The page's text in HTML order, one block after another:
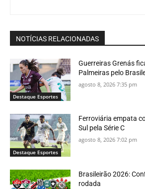
NOTÍCIAS RELACIONADAS
Destaque Esportes
Guerreiras Grenás
Palmeiras pelo
agosto 8, 2026 7:35 pm
Destaque Esportes
Ferroviária empata
Sul pela Série C
agosto 8, 2026 7:02 pm
Brasileirão 2026:
rodada